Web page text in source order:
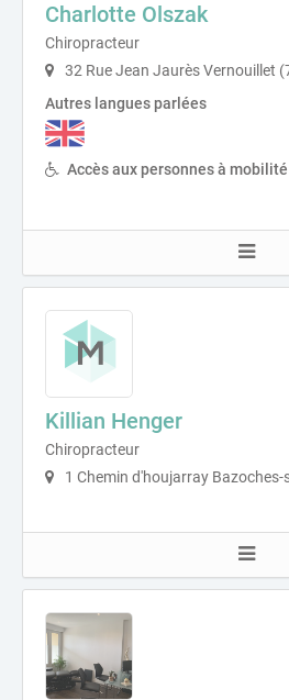
Charlotte Olszak
Chiropracteur
32 Rue Jean Jaurès Vernouillet
Autres langues parlées
Accès aux personnes à
Killian Henger
Chiropracteur
1 Chemin d'houjarray